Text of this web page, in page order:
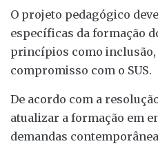
O projeto pedagógico
específicas da formação
princípios como inclusão,
compromisso com o SUS.
De acordo com a
atualizar a formação em
demandas